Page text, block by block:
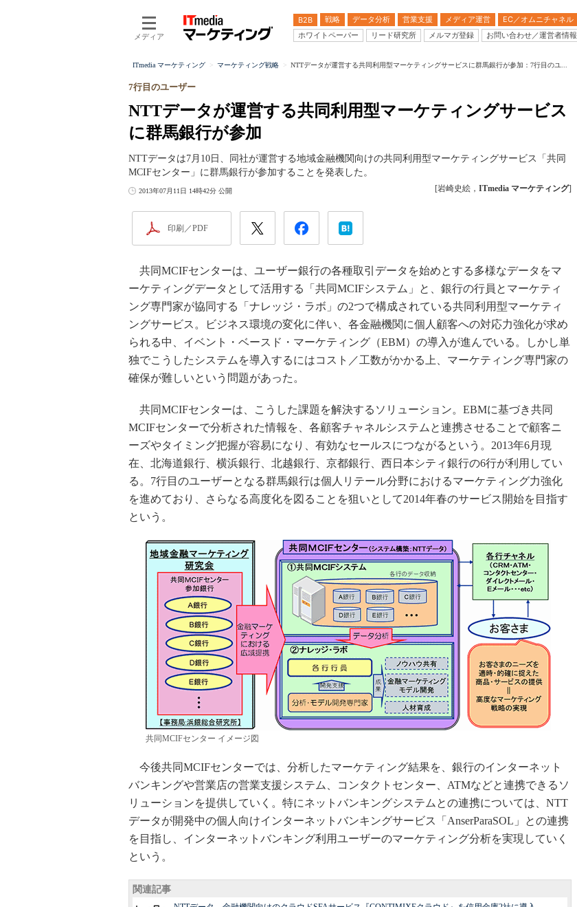
メディア
B2B 戦略 データ分析 営業支援 メディア運営 EC／オムニチャネル
ホワイトペーパー
リード研究所 メルマガ登録 お問い合わせ／運営者情報
ITmedia マーケティング マーケティング戦略 NTTデータが運営する共同利用型マーケティングサービスに群馬銀行が参加：7行目のユ...
NTTデータが運営する共同利用型マーケティングサービス
に群馬銀行が参加
7行目のユーザー
NTTデータは7月10日、同社が運営する地域金融機関向けの共同利用型マーケティングサービス「共同
MCIFセンター」に群馬銀行が参加することを発表した。
2013年07月11日 14時42分 公開 [岩崎史絵， ITmedia マーケティング]
印刷／PDF
共同MCIFセンターは、ユーザー銀行の各種取引データを始めとする多様なデータをマ
ーケティングデータとして活用する「共同MCIFシステム」と、銀行の行員とマーケティ
ング専門家が協同する「ナレッジ・ラボ」の2つで構成されている共同利用型マーケティ
ングサービス。ビジネス環境の変化に伴い、各金融機関に個人顧客への対応力強化が求め
られる中、イベント・ベースド・マーケティング（EBM）の導入が進んでいる。しかし単
独でこうしたシステムを導入するにはコスト／工数がかかる上、マーケティング専門家の
確保が難しいという問題があった。
共同MCIFセンターは、こうした課題を解決するソリューション。EBMに基づき共同
MCIFセンターで分析された情報を、各顧客チャネルシステムと連携させることで顧客ニ
ーズやタイミング把握が容易になり、有効なセールスにつながるという。2013年6月現
在、北海道銀行、横浜銀行、北越銀行、京都銀行、西日本シティ銀行の6行が利用してい
る。7行目のユーザーとなる群馬銀行は個人リテール分野におけるマーケティング力強化
を進めており、さらなる高度化を図ることを狙いとして2014年春のサービス開始を目指す
という。
共同MCIFセンター イメージ図
今後共同MCIFセンターでは、分析したマーケティング結果を、銀行のインターネット
バンキングや営業店の営業支援システム、コンタクトセンター、ATMなどと連携できるソ
リューションを提供していく。特にネットバンキングシステムとの連携については、NTT
データが開発中の個人向けインターネットバンキングサービス「AnserParaSOL」との連携
を目指し、インターネットバンキング利用ユーザーのマーケティング分析を実現していく
という。
関連記事